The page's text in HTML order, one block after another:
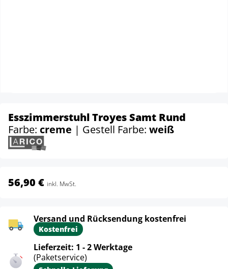
Esszimmerstuhl Troyes Samt Rund
Farbe: creme | Gestell Farbe: weiß
56,90 € inkl. MwSt.
Versand und Rücksendung kostenfrei
Kostenfrei
Lieferzeit: 1 - 2 Werktage
(Paketservice)